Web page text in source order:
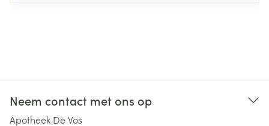
Neem contact met ons op
Apotheek De Vos